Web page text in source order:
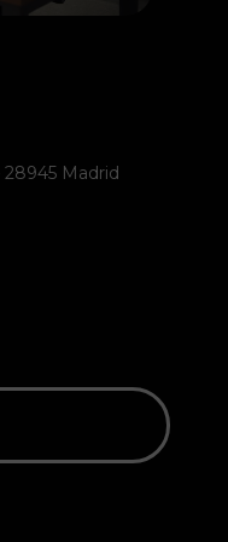
28945 Madrid